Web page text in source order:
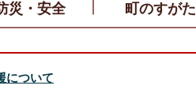
災・安全 町のすがた
について